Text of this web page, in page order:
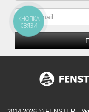
КНОПКА
СВЯЗИ